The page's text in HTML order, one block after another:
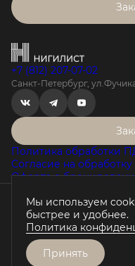
+7 (812) 207-07-02
Санкт-Петербург,
Политика обработки
Согласие на
Оферта о
Проектная
Любая информация,
исключительно
публичной офертой,
РФ.
Мы используем
быстрее и удобнее.
Политика
Принять